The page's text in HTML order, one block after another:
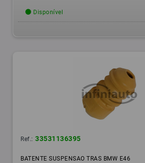
Disponível
Ref.: 33531136395
BATENTE SUSPENSAO TRAS BMW E46